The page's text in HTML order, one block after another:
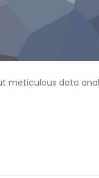
meticulous data